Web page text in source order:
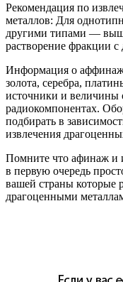
Рекомендация по
металлов: Для
другими типами —
растворение фракции с
Информация о
золота, серебра,
источники и величины
радиокомпонентах.
подбирать в
извлечения
Помните что афинаж и
в первую очередь
вашей страны которые
драгоценными